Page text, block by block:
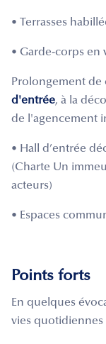
• Terrasses
• Garde-corps en
Prolongement de
d'entrée, à la
de l'agencement
• Hall d’entrée
(Charte Un
acteurs)
• Espaces
Points forts
En quelques
vies quotidiennes